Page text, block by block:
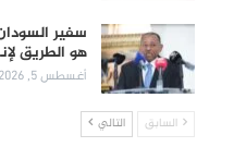
سفير
هو الطريق
أغسطس 5, 2026
السابق التالي